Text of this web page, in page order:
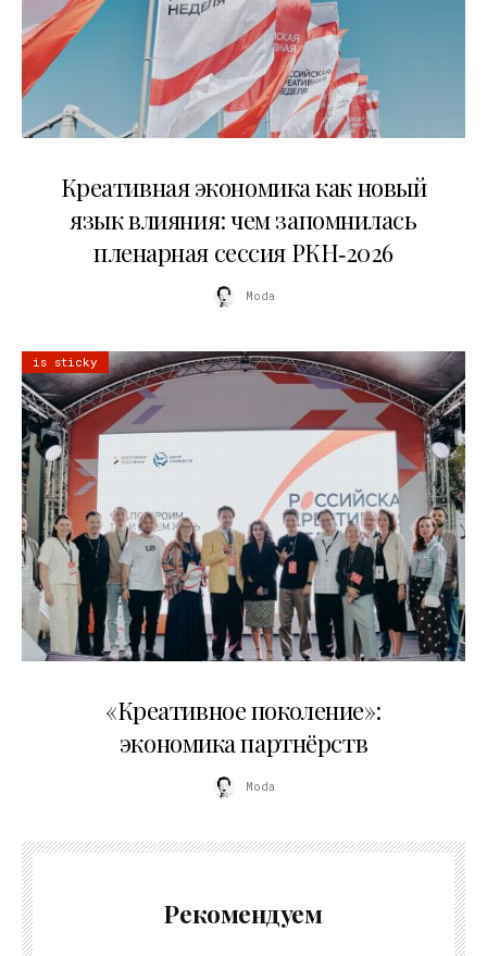
Креативная экономика как новый
язык влияния: чем запомнилась
пленарная сессия РКН‑2026
Moda
is sticky
«Креативное поколение»:
экономика партнёрств
Moda
Рекомендуем